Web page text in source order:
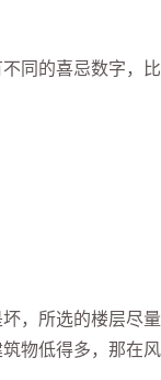
同的喜忌数字，
，所选的楼层尽
物低得多，那在